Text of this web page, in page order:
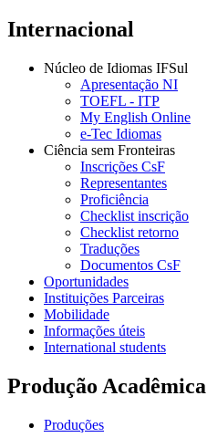
Internacional
Núcleo de Idiomas IFSul
Apresentação NI
TOEFL - ITP
My English Online
e-Tec Idiomas
Ciência sem Fronteiras
Inscrições CsF
Representantes
Proficiência
Checklist inscrição
Checklist retorno
Traduções
Documentos CsF
Oportunidades
Instituições Parceiras
Mobilidade
Informações úteis
International students
Produção Acadêmica
Produções